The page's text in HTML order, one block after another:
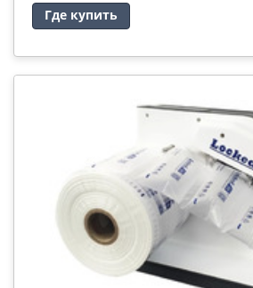
Где купить